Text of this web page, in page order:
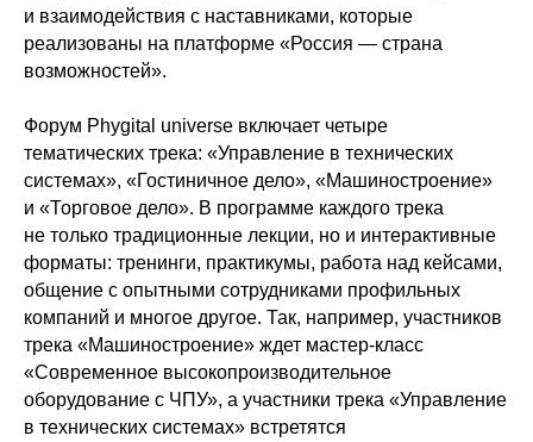
и взаимодействия с наставниками, которые
реализованы на платформе «Россия — страна
возможностей».
Форум Phygital universe включает четыре
тематических трека: «Управление в технических
системах», «Гостиничное дело», «Машиностроение»
и «Торговое дело». В программе каждого трека
не только традиционные лекции, но и интерактивные
форматы: тренинги, практикумы, работа над кейсами,
общение с опытными сотрудниками профильных
компаний и многое другое. Так, например, участников
трека «Машиностроение» ждет мастер-класс
«Современное высокопроизводительное
оборудование с ЧПУ», а участники трека «Управление
в технических системах» встретятся